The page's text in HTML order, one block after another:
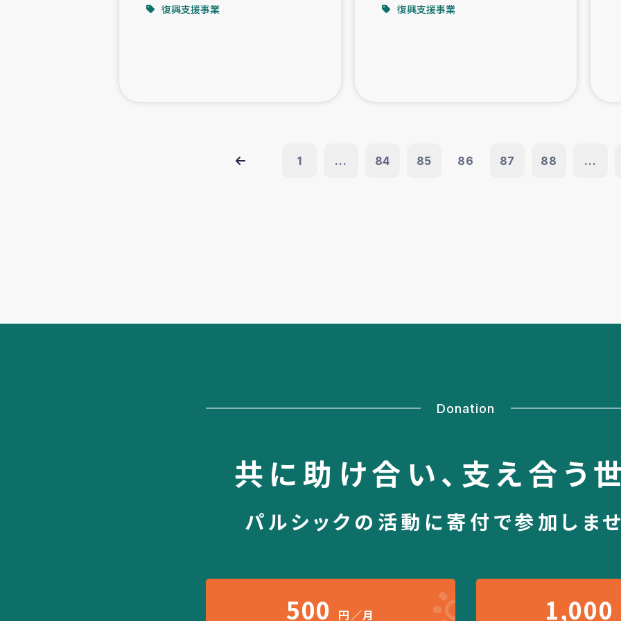
復興支援事業 復興支援事業
1 ... 84 85 86 87 88 ...
Donation
共に助け合い、 支え合う
パルシックの活動に寄付で参加しま
500 円／月 1,000